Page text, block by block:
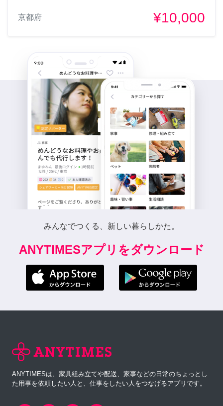
京都府 ¥10,000
みんなでつくる、新しい暮らしかた。
ANYTIMESアプリをダウンロード
ANYTIMESは、家具組み立てや配送、家事などの日常のちょっとし
た用事を依頼したい人と、仕事をしたい人をつなげるアプリです。